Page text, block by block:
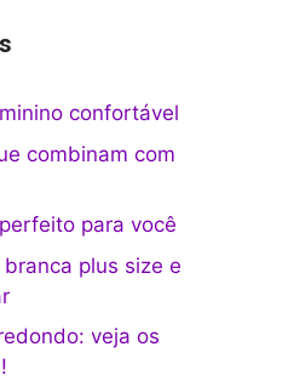
confortável
combinam com
para você
plus size e
veja os